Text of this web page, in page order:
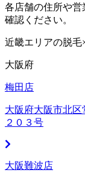
各店舗の住所や
確認ください。
近畿エリアの脱
大阪府
梅田店
大阪府大阪市北
２０３号
大阪難波店